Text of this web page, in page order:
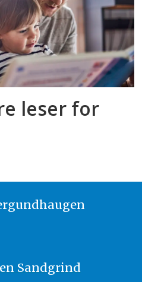
leser for
Sandgrind